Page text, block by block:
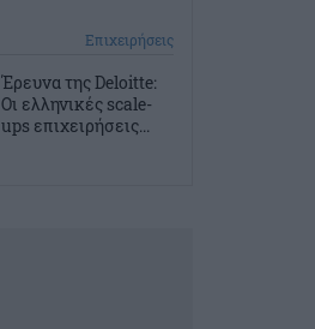
Επιχειρήσεις
Έρευνα της Deloitte:
Οι ελληνικές scale-
ups επιχειρήσεις...